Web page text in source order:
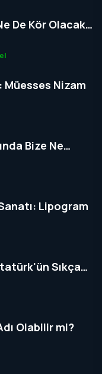
De Kör Olacak
Müesses Nizam
Bize Ne
Lipogram
Sıkça
Olabilir mi?